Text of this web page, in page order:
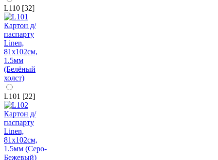
L110 [32]
L101 [22]